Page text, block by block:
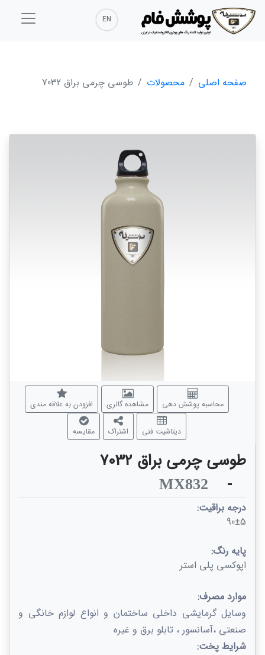
EN
صفحه اصلی محصولات طوسی چرمی براق 7032
محاسبه پوشش دهی مشاهده گالری افزودن به علاقه مندی
دیتاشیت فنی اشتراک مقایسه
طوسی چرمی براق 7032
-
MX832
درجه براقیت:
90±5
پایه رنگ:
اپوکسی پلی استر
موارد مصرف:
وسایل گرمایشی داخلی ساختمان و انواع لوازم خانگی و
صنعتی ،آسانسور ، تابلو برق و غیره
شرایط پخت: